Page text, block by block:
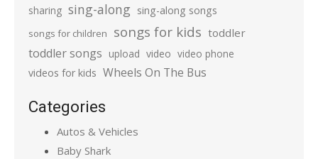
sharing sing-along sing-along songs
songs for children songs for kids toddler
toddler songs upload video video phone
videos for kids Wheels On The Bus
Categories
Autos & Vehicles
Baby Shark